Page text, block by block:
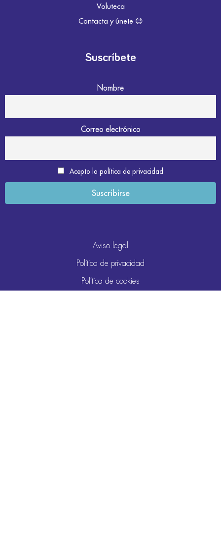
Voluteca
Contacta y únete 😉
Suscríbete
Nombre
Correo electrónico
Acepto la política de privacidad
Aviso legal
Política de privacidad
Política de cookies